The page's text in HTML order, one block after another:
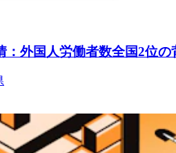
：外国人労働者数全国2位